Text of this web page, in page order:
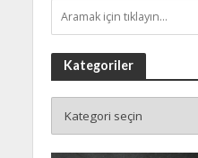
Kategoriler